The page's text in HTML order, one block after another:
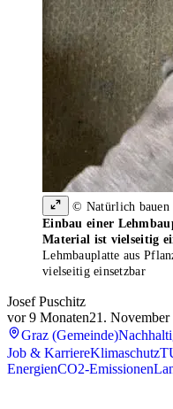
© Natürlich bauen
Einbau einer
Material ist vielseitig
Lehmbauplatte aus
vielseitig einsetzbar
Josef Puschitz
vor 9 Monaten21.
Graz (Gemeinde)
Job & KarriereKlimaschutz
EnergienCO2-Emissionen